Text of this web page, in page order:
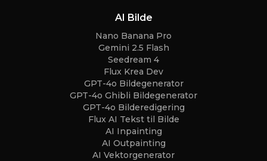
AI Bilde
Nano Banana Pro
Gemini 2.5 Flash
Seedream 4
Flux Krea Dev
GPT-4o Bildegenerator
GPT-4o Ghibli Bildegenerator
GPT-4o Bilderedigering
Flux AI Tekst til Bilde
AI Inpainting
AI Outpainting
AI Vektorgenerator